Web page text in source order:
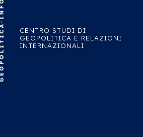
CENTRO STUDI DI
GEOPOLITICA E RELAZIONI
INTERNAZIONALI